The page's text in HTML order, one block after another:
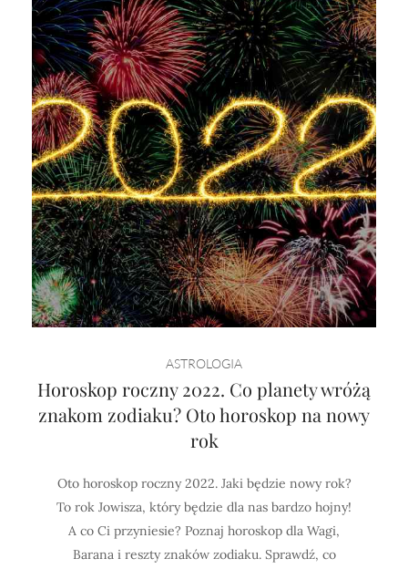
ASTROLOGIA
Horoskop roczny 2022. Co planety wróżą
znakom zodiaku? Oto horoskop na nowy
rok
Oto horoskop roczny 2022. Jaki będzie nowy rok?
To rok Jowisza, który będzie dla nas bardzo hojny!
A co Ci przyniesie? Poznaj horoskop dla Wagi,
Barana i reszty znaków zodiaku. Sprawdź, co